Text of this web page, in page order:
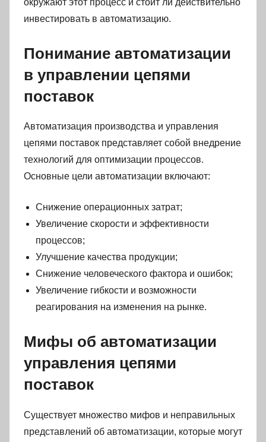
инвестировать в автоматизацию.
Понимание автоматизации
в управлении цепями
поставок
Автоматизация производства и управления
цепями поставок представляет собой внедрение
технологий для оптимизации процессов.
Основные цели автоматизации включают:
Снижение операционных затрат;
Увеличение скорости и эффективности
процессов;
Улучшение качества продукции;
Снижение человеческого фактора и ошибок;
Увеличение гибкости и возможности
реагирования на изменения на рынке.
Мифы об автоматизации
управления цепями
поставок
Существует множество мифов и неправильных
представлений об автоматизации, которые могут